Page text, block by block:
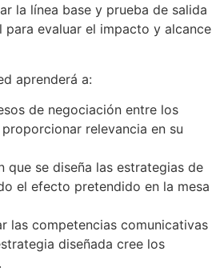
la línea base y prueba de salida
evaluar el impacto y alcance
aprenderá a:
de negociación entre los
relevancia en su
que se diseña las estrategias de
el efecto pretendido en la mesa
las competencias comunicativas
diseñada cree los